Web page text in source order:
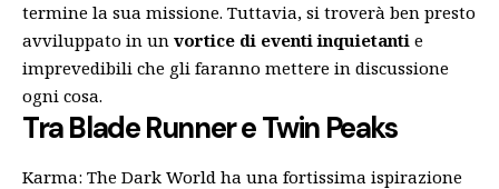
termine la sua missione. Tuttavia, si troverà ben presto
avviluppato in un vortice di eventi inquietanti e
imprevedibili che gli faranno mettere in discussione
ogni cosa.
Tra Blade Runner e Twin Peaks
Karma: The Dark World ha una fortissima ispirazione